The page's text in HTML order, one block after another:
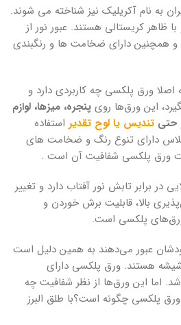
به نام آکریلیک نیز شناخته می شوند.
ظاهر کریستالی هستند. عبور نور از
و همچنین دارای ضخامت ها و رنگبندی
ورق پلکسی چه کاربردی دارد و
این ورق‌ها روی پنجره، میزها، لوازم
حتی تندیس یا لوح‌ تقدیر استفاده
دارای تنوع رنگ و ضخامت های
ورق پلکسی شفافیت آن است .
در برابر تابش نور آفتاب دارد و تغییر
بالا، قابلیت برش خوردن و
ورق‌های پلکسی است.
عبور می‌دهند به همین دلیل است
هستند. ورق پلکسی دارای
اما این ورق‌ها از نظر شفافیت چه
پلکسی چگونه است؟با طلق البرز